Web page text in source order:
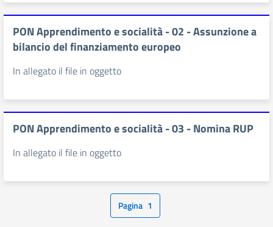
PON Apprendimento e socialità - 02 - Assunzione a
bilancio del finanziamento europeo
In allegato il file in oggetto
PON Apprendimento e socialità - 03 - Nomina RUP
In allegato il file in oggetto
Pagina 1